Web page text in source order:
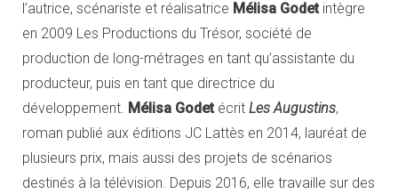
l’autrice, scénariste et réalisatrice Mélisa Godet intègre
en 2009 Les Productions du Trésor, société de
production de long-métrages en tant qu’assistante du
producteur, puis en tant que directrice du
développement. Mélisa Godet écrit Les Augustins,
roman publié aux éditions JC Lattès en 2014, lauréat de
plusieurs prix, mais aussi des projets de scénarios
destinés à la télévision. Depuis 2016, elle travaille sur des